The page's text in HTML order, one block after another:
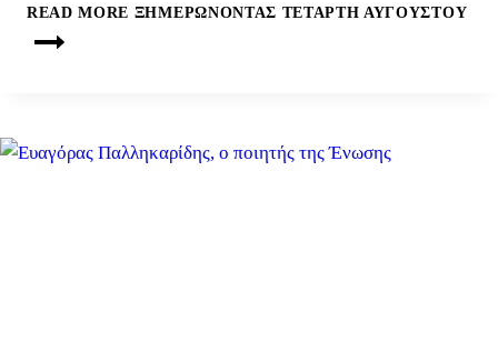
READ MORE ΞΗΜΕΡΏΝΟΝΤΑΣ ΤΕΤΆΡΤΗ ΑΥΓΟΎΣΤΟΥ